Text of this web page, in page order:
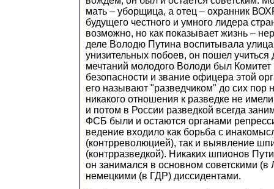
мать – уборщица, а отец – охранник
будущего честного и умного лидера
возможно, но как показывает жизнь –
деле Володю Путина воспитывала
унизительных побоев, он пошел
мечтаний молодого Володи был Комитет
безопасности и звание офицера этой
его называют "разведчиком" до сих
никакого отношения к разведке не
и потом в России разведкой всегда
ФСБ были и остаются органами
ведение входило как борьба с
(контрреволюцией), так и выявление
(контрразведкой). Никаких шпионов
он занимался в основном советскими (в
немецкими (в ГДР) диссидентами.